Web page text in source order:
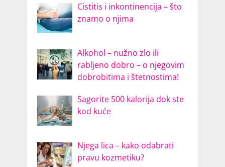
Cistitis i inkontinencija – što
znamo o njima
Alkohol – nužno zlo ili
rabljeno dobro – o njegovim
dobrobitima i štetnostima!
Sagorite 500 kalorija dok ste
kod kuće
Njega lica – kako odabrati
pravu kozmetiku?